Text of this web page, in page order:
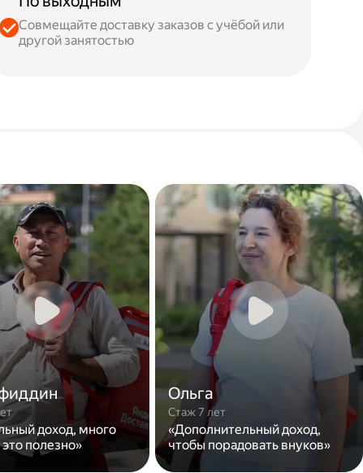
Совмещайте доставку заказов с учёбой или
другой занятостью
доход, много
полезно»
Ольга
Стаж 7 лет
«Дополнительный доход,
чтобы порадовать внуков»